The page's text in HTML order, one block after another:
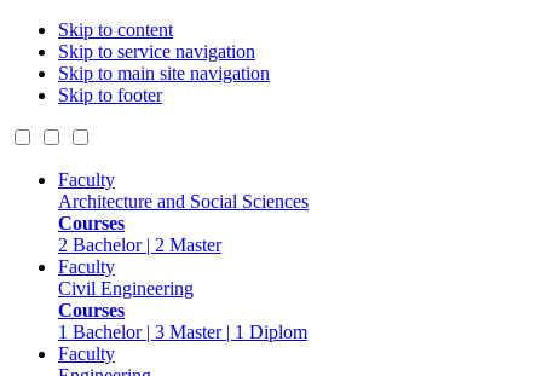
Skip to content
Skip to service navigation
Skip to main site navigation
Skip to footer
Faculty
Architecture and Social Sciences
Courses
2 Bachelor | 2 Master
Faculty
Civil Engineering
Courses
1 Bachelor | 3 Master | 1 Diplom
Faculty